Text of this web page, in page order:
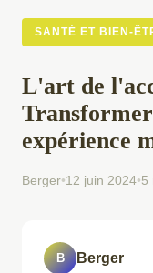
SANTÉ ET BIEN-
L'art de
expérience
Berger•12 juin 2024•5
B Berger